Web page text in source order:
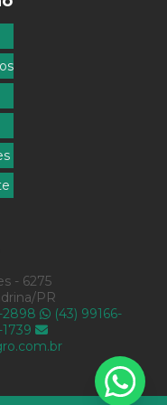
- 6275
PR
2898
(43) 99166-